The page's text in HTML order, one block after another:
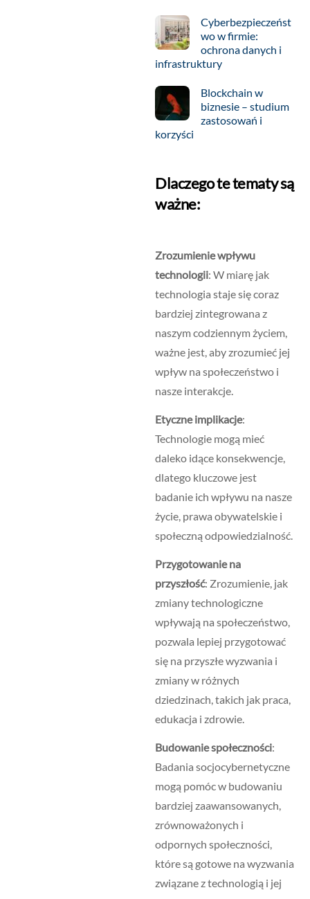
Cyberbezpieczeńst
wo w firmie:
ochrona danych i
infrastruktury
Blockchain w
biznesie – studium
zastosowań i
korzyści
Dlaczego te tematy są
ważne:
Zrozumienie wpływu
technologii: W miarę jak
technologia staje się coraz
bardziej zintegrowana z
naszym codziennym życiem,
ważne jest, aby zrozumieć jej
wpływ na społeczeństwo i
nasze interakcje.
Etyczne implikacje:
Technologie mogą mieć
daleko idące konsekwencje,
dlatego kluczowe jest
badanie ich wpływu na nasze
życie, prawa obywatelskie i
społeczną odpowiedzialność.
Przygotowanie na
przyszłość: Zrozumienie, jak
zmiany technologiczne
wpływają na społeczeństwo,
pozwala lepiej przygotować
się na przyszłe wyzwania i
zmiany w różnych
dziedzinach, takich jak praca,
edukacja i zdrowie.
Budowanie społeczności:
Badania socjocybernetyczne
mogą pomóc w budowaniu
bardziej zaawansowanych,
zrównoważonych i
odpornych społeczności,
które są gotowe na wyzwania
związane z technologią i jej